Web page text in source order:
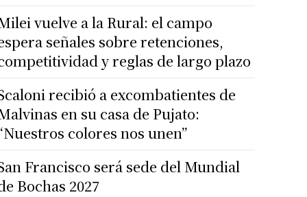
vuelve a la Rural: el campo
señales sobre retenciones,
y reglas de largo plazo
recibió a excombatientes de
en su casa de Pujato:
colores nos unen”
Francisco será sede del Mundial
Bochas 2027